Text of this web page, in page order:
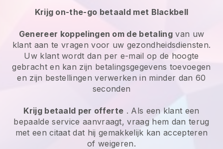
Krijg on-the-go betaald met Blackbell
Genereer koppelingen om de betalingvan uw
klant aan te vragen voor uw gezondheidsdiensten.
Uw klant wordt dan per e-mail op de hoogte
gebracht en kan zijn betalingsgegevens toevoegen
en zijn bestellingen verwerken in minder dan 60
seconden
Krijg betaald per offerte . Als een klant een
bepaalde service aanvraagt, vraag hem dan terug
met een citaat dat hij gemakkelijk kan accepteren
of weigeren.